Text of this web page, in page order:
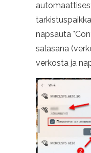
napsauta
salasana
verkosta ja